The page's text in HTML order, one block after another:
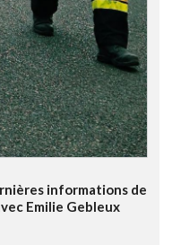
informations de
Emilie Gebleux